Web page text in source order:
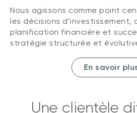
Nous agissons comme point
les décisions d’investissement,
planification financière et
stratégie structurée et
En savoir
Une clientèle